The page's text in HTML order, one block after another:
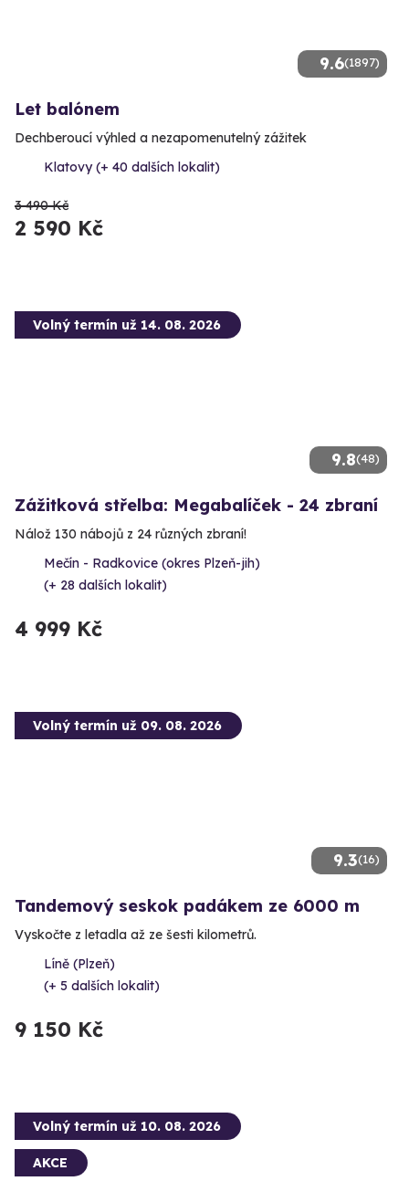
9.6(1897)
Let balónem
Dechberoucí výhled a nezapomenutelný zážitek
Klatovy (+ 40 dalších lokalit)
3 490 Kč
2 590 Kč
9.8(48)
Volný termín už 14. 08. 2026
Zážitková střelba: Megabalíček - 24 zbraní
Nálož 130 nábojů z 24 různých zbraní!
Mečín - Radkovice (okres Plzeň-jih)
(+ 28 dalších lokalit)
4 999 Kč
9.3(16)
Volný termín už 09. 08. 2026
Tandemový seskok padákem ze 6000 m
Vyskočte z letadla až ze šesti kilometrů.
Líně (Plzeň)
(+ 5 dalších lokalit)
9 150 Kč
Volný termín už 10. 08. 2026
AKCE